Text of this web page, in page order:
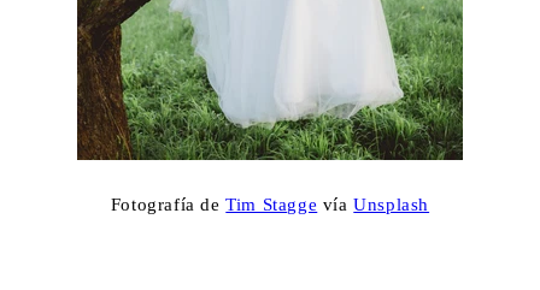
Fotografía deTim Stagge víaUnsplash